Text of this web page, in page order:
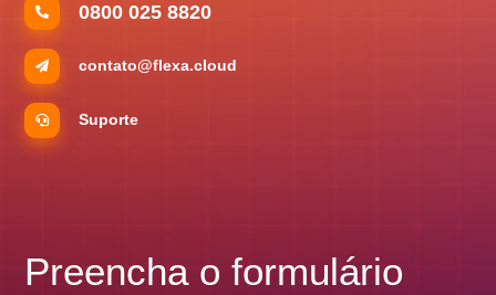
0800 025 8820
contato@flexa.cloud
Suporte
Preencha o formulário